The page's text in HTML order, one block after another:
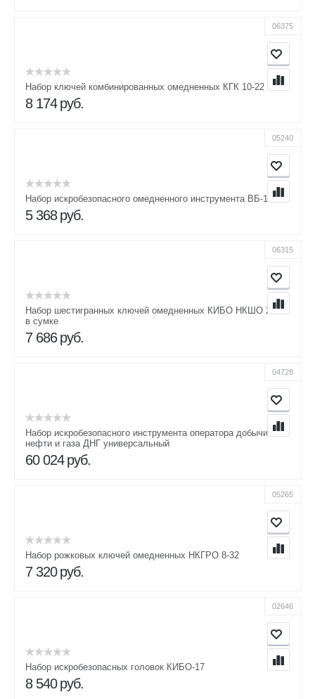
06375
Набор ключей комбинированных омедненных КГК 10-22
8 174 руб.
05240
Набор искробезопасного омедненного инструмента ВБ-1
5 368 руб.
06315
Набор шестигранных ключей омедненных КИБО НКШО 2-14
в сумке
7 686 руб.
04728
Набор искробезопасного инструмента оператора добычи
нефти и газа ДНГ универсальный
60 024 руб.
05265
Набор рожковых ключей омедненных НКГРО 8-32
7 320 руб.
02646
Набор искробезопасных головок КИБО-17
8 540 руб.